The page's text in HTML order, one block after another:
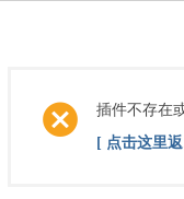
插件不存在
[ 点击这里